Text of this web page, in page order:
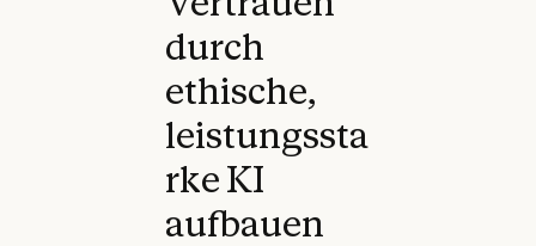
durch
ethische,
leistungssta
rke KI
aufbauen